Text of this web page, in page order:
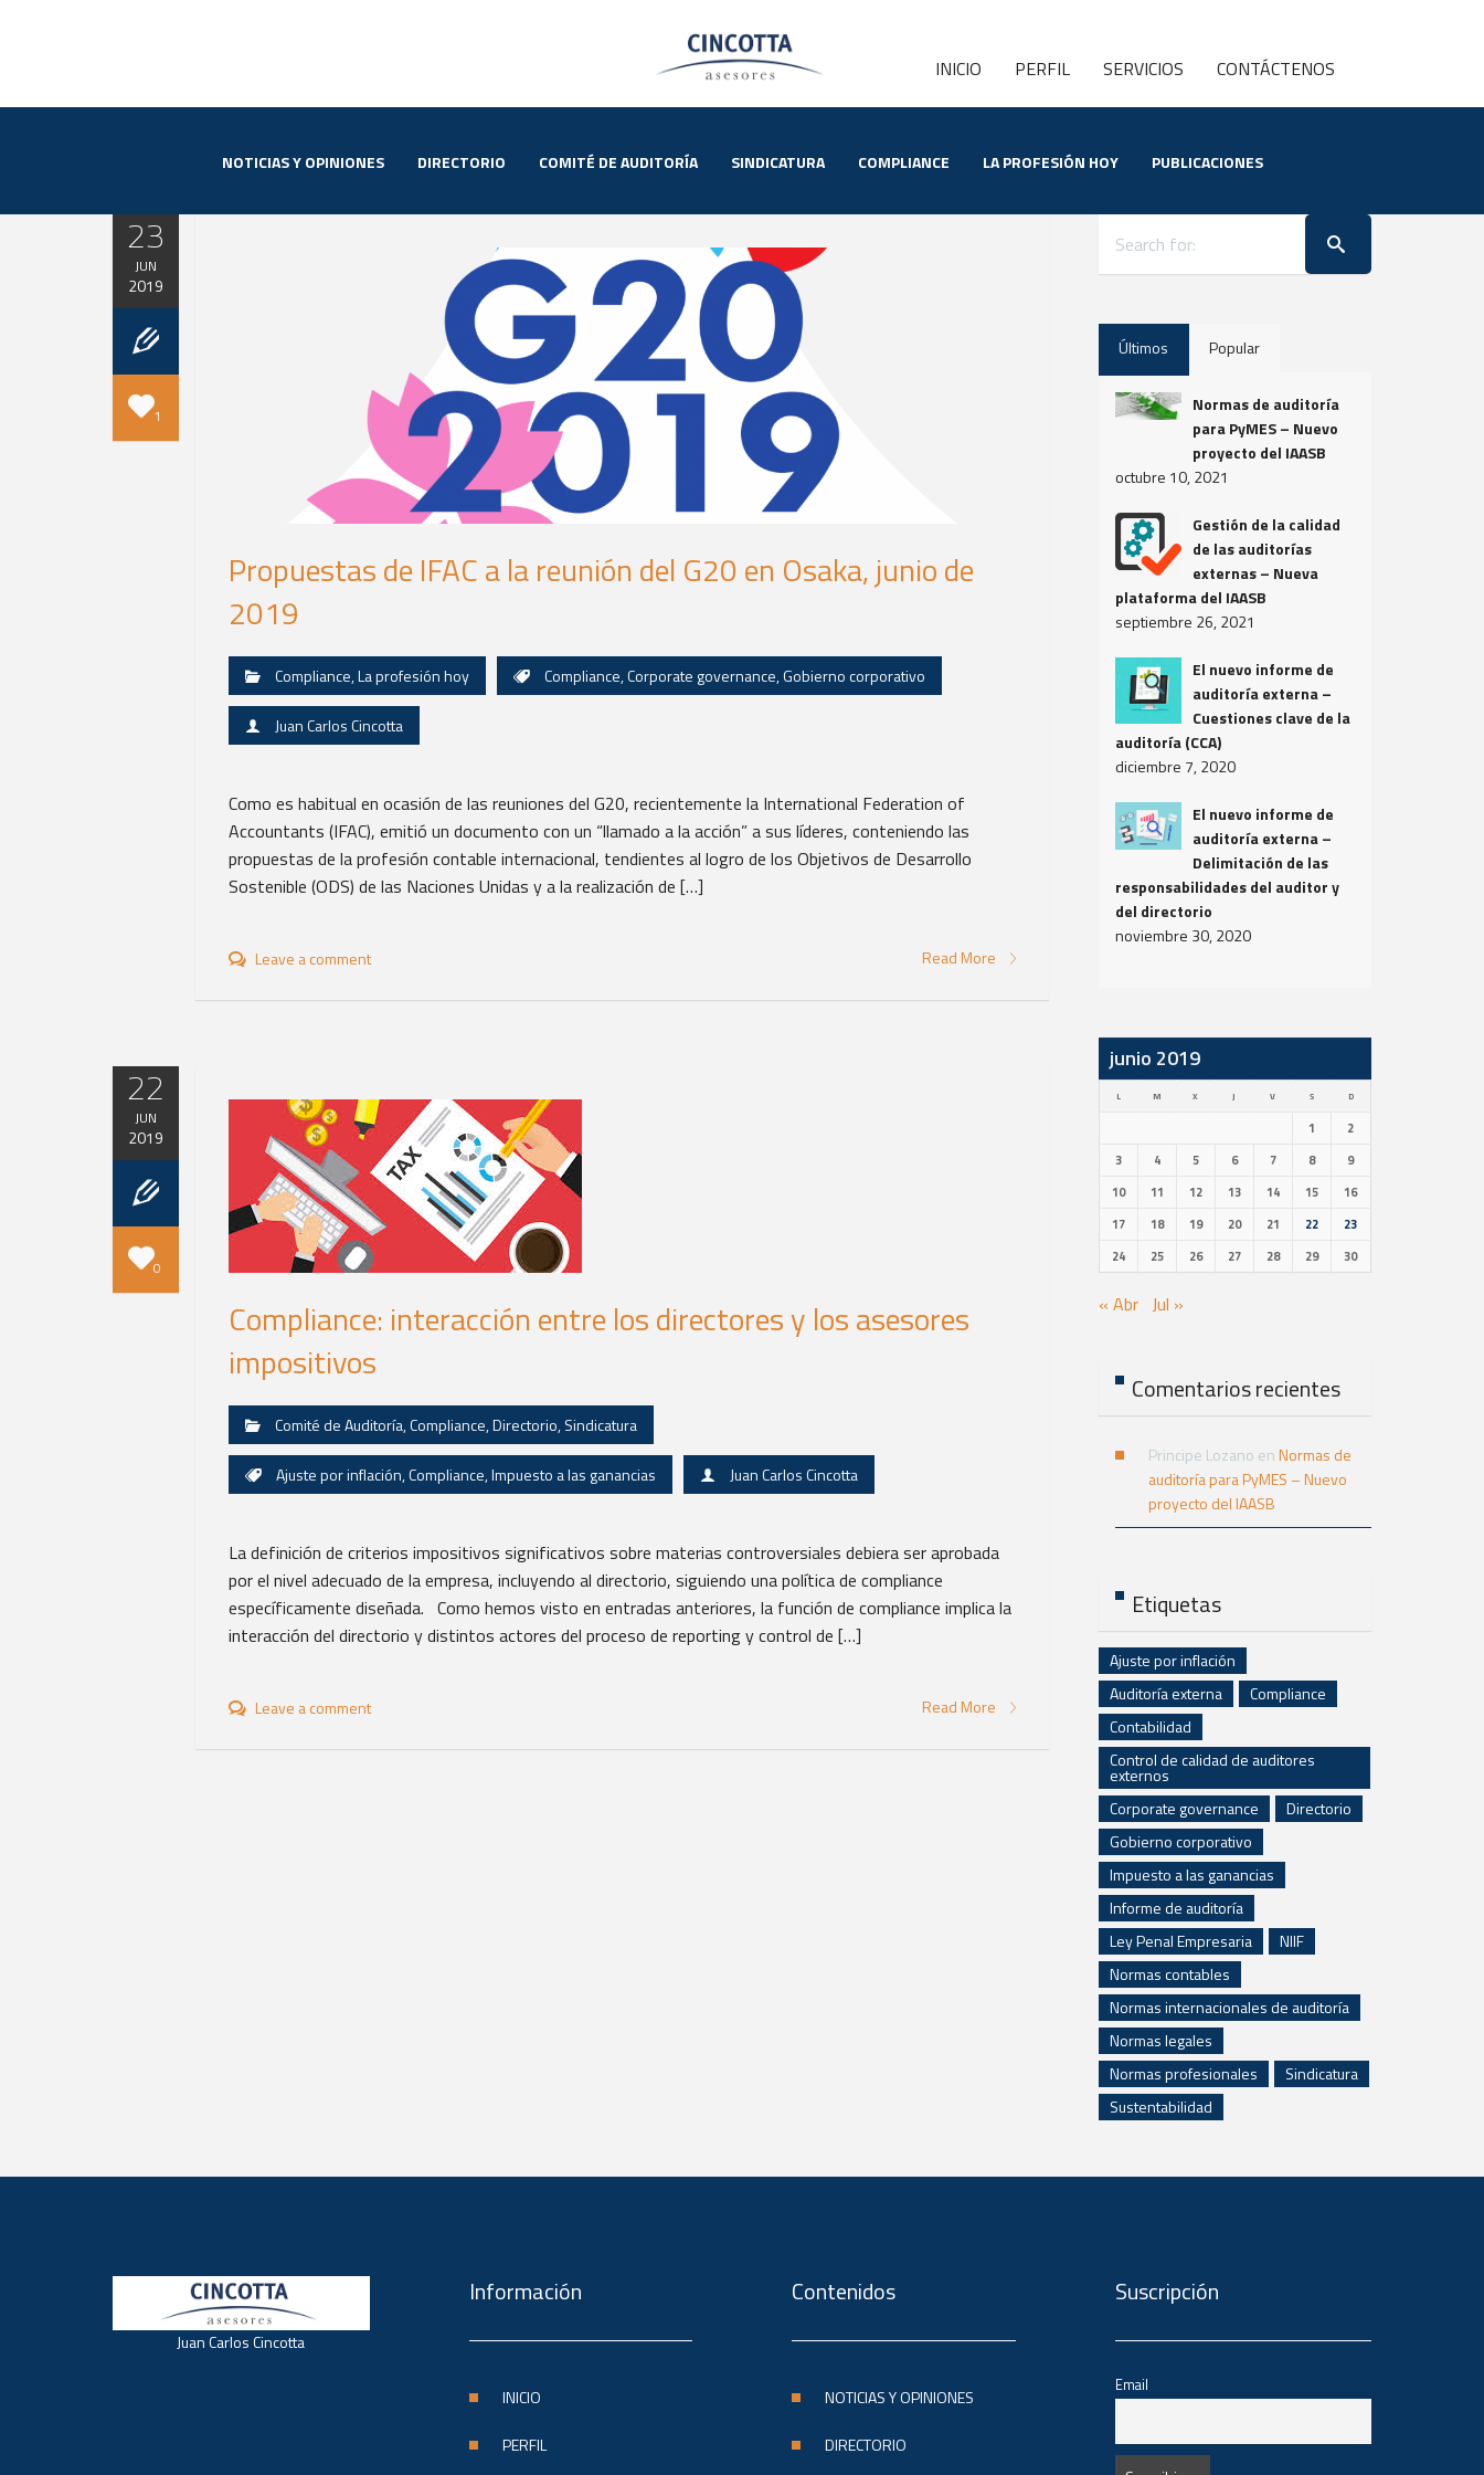
INICIO PERFIL SERVICIOS CONTÁCTENOS
NOTICIAS Y OPINIONES DIRECTORIO COMITÉ DE AUDITORÍA SINDICATURA COMPLIANCE LA PROFESIÓN HOY PUBLICACIONES
23
JUN
2019
1
Propuestas de IFAC a la reunión del G20 en Osaka, junio de
2019
Compliance,La profesión hoy Compliance,Corporate governance,Gobierno corporativo
Juan Carlos Cincotta
Como es habitual en ocasión de las reuniones del G20, recientemente la International Federation of
Accountants (IFAC), emitió un documento con un “llamado a la acción” a sus líderes, conteniendo las
propuestas de la profesión contable internacional, tendientes al logro de los Objetivos de Desarrollo
Sostenible (ODS) de las Naciones Unidas y a la realización de […]
Leave a comment Read More
22
JUN
2019
0
Compliance: interacción entre los directores y los asesores
impositivos
Comité de Auditoría,Compliance,Directorio,Sindicatura
Ajuste por inflación,Compliance,Impuesto a las ganancias Juan Carlos Cincotta
La definición de criterios impositivos significativos sobre materias controversiales debiera ser aprobada
por el nivel adecuado de la empresa, incluyendo al directorio, siguiendo una política de compliance
específicamente diseñada. Como hemos visto en entradas anteriores, la función de compliance implica la
interacción del directorio y distintos actores del proceso de reporting y control de […]
Leave a comment Read More
Últimos Popular
Normas de auditoría
para PyMES – Nuevo
proyecto del IAASB
octubre 10, 2021
Gestión de la calidad
de las auditorías
externas – Nueva
plataforma del IAASB
septiembre 26, 2021
El nuevo informe de
auditoría externa –
Cuestiones clave de la
auditoría (CCA)
diciembre 7, 2020
El nuevo informe de
auditoría externa –
Delimitación de las
responsabilidades del auditor y
del directorio
noviembre 30, 2020
junio 2019
L M X J V S D
1
2
3
4 5 6 7 8
9
10
11 12 13 14 15
16
17
18 19 20 21 22
23
24
25 26 27 28 29 30
« Abr Jul »
Comentarios recientes
Principe Lozano enNormas de
auditoría para PyMES – Nuevo
proyecto del IAASB
Etiquetas
Ajuste por inflación
Auditoría externa
Compliance
Contabilidad
Control de calidad de auditores
externos
Corporate governance
Directorio
Gobierno corporativo
Impuesto a las ganancias
Informe de auditoría
Ley Penal Empresaria
NIIF
Normas contables
Normas internacionales de auditoría
Normas legales
Normas profesionales
Sindicatura
Sustentabilidad
Juan Carlos Cincotta
Información
INICIO
PERFIL
Contenidos
NOTICIAS Y OPINIONES
DIRECTORIO
Suscripción
Email